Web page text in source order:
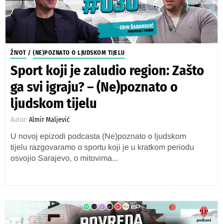
ŽIVOT / (NE)POZNATO O LJUDSKOM TIJELU
Sport koji je zaludio region: Zašto
ga svi igraju? – (Ne)poznato o
ljudskom tijelu
Autor: Almir Maljević
U novoj epizodi podcasta (Ne)poznato o ljudskom
tijelu razgovaramo o sportu koji je u kratkom periodu
osvojio Sarajevo, o mitovima...